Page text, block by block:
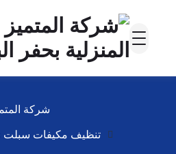
شركة
تنظيف مكيفات سبلت